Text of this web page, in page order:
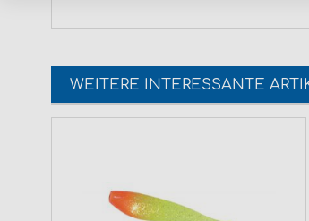
WEITERE INTERESSANTE